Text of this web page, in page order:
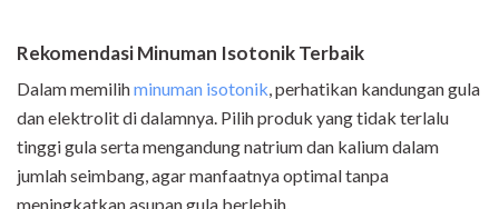
Rekomendasi Minuman Isotonik Terbaik
Dalam memilihminuman isotonik, perhatikan kandungan gula
dan elektrolit di dalamnya. Pilih produk yang tidak terlalu
tinggi gula serta mengandung natrium dan kalium dalam
jumlah seimbang, agar manfaatnya optimal tanpa
meningkatkan asupan gula berlebih.